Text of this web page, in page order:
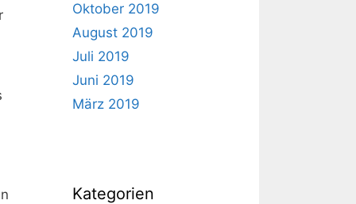
Oktober 2019
August 2019
Juli 2019
Juni 2019
März 2019
Kategorien